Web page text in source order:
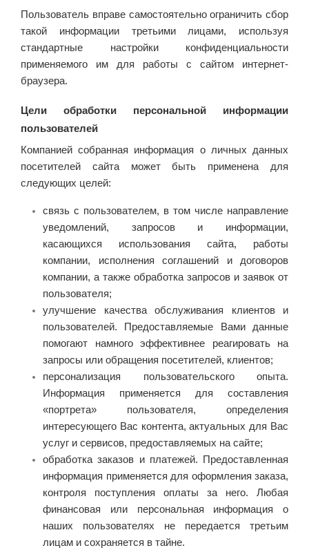
Пользователь вправе самостоятельно ограничить сбор
такой информации третьими лицами, используя
стандартные настройки конфиденциальности
применяемого им для работы с сайтом интернет-
браузера.
Цели обработки персональной информации
пользователей
Компанией собранная информация о личных данных
посетителей сайта может быть применена для
следующих целей:
связь с пользователем, в том числе направление
уведомлений, запросов и информации,
касающихся использования сайта, работы
компании, исполнения соглашений и договоров
компании, а также обработка запросов и заявок от
пользователя;
улучшение качества обслуживания клиентов и
пользователей. Предоставляемые Вами данные
помогают намного эффективнее реагировать на
запросы или обращения посетителей, клиентов;
персонализация пользовательского опыта.
Информация применяется для составления
«портрета» пользователя, определения
интересующего Вас контента, актуальных для Вас
услуг и сервисов, предоставляемых на сайте;
обработка заказов и платежей. Предоставленная
информация применяется для оформления заказа,
контроля поступления оплаты за него. Любая
финансовая или персональная информация о
наших пользователях не передается третьим
лицам и сохраняется в тайне.